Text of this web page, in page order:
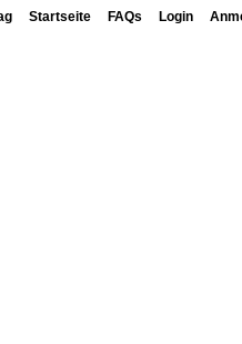
Startseite FAQs Login